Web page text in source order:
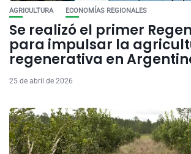
AGRICULTURA ECONOMÍAS REGIONALES
Se realizó el primer
para impulsar la
regenerativa en
25 de abril de 2026